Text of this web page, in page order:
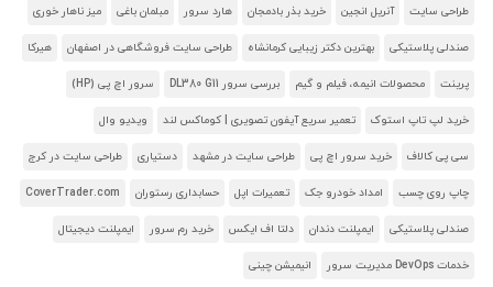
طراحی سایت آنریل انجین خرید بذر بادمجان هارد سرور مبلمان باغی میز ناهار خوری
صندلی پلاستیکی بهترین دکتر زیبایی کرمانشاه طراحی سایت فروشگاهی در اصفهان هیرکا
پرینت محصولات انیمه، فیلم و گیم بررسی سرور DL380 G11 سرور اچ پی (HP)
خرید لپ تاپ استوک تعمیر سریع آیفون تصویری | کوماکس لند ویدیو وال
سی پی کالاف خرید سرور اچ پی طراحی سایت در مشهد دستیاری طراحی سایت در کرج
چاپ روی چسب امداد خودرو جک تعمیرات اپل حسابداری رستوران CoverTrader.com
صندلی پلاستیکی ایمپلنت دندان دلتا اف ایکس خرید رم سرور ایمپلنت دیجیتال
خدمات DevOps مدیریت سرور انیمیشن چینی